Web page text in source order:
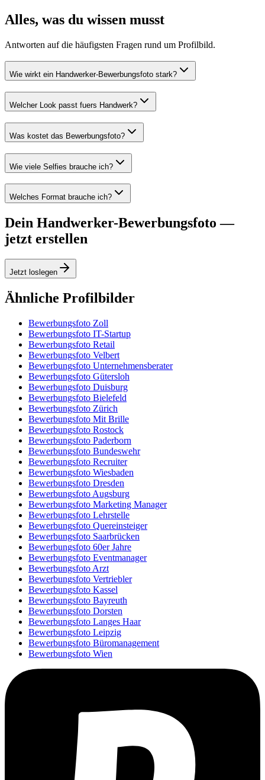
Alles, was du wissen musst
Antworten auf die häufigsten Fragen rund um Profilbild.
Wie wirkt ein Handwerker-Bewerbungsfoto stark?
Welcher Look passt fuers Handwerk?
Was kostet das Bewerbungsfoto?
Wie viele Selfies brauche ich?
Welches Format brauche ich?
Dein Handwerker-Bewerbungsfoto —
jetzt erstellen
Jetzt loslegen
Ähnliche Profilbilder
Bewerbungsfoto Zoll
Bewerbungsfoto IT-Startup
Bewerbungsfoto Retail
Bewerbungsfoto Velbert
Bewerbungsfoto Unternehmensberater
Bewerbungsfoto Gütersloh
Bewerbungsfoto Duisburg
Bewerbungsfoto Bielefeld
Bewerbungsfoto Zürich
Bewerbungsfoto Mit Brille
Bewerbungsfoto Rostock
Bewerbungsfoto Paderborn
Bewerbungsfoto Bundeswehr
Bewerbungsfoto Recruiter
Bewerbungsfoto Wiesbaden
Bewerbungsfoto Dresden
Bewerbungsfoto Augsburg
Bewerbungsfoto Marketing Manager
Bewerbungsfoto Lehrstelle
Bewerbungsfoto Quereinsteiger
Bewerbungsfoto Saarbrücken
Bewerbungsfoto 60er Jahre
Bewerbungsfoto Eventmanager
Bewerbungsfoto Arzt
Bewerbungsfoto Vertriebler
Bewerbungsfoto Kassel
Bewerbungsfoto Bayreuth
Bewerbungsfoto Dorsten
Bewerbungsfoto Langes Haar
Bewerbungsfoto Leipzig
Bewerbungsfoto Büromanagement
Bewerbungsfoto Wien